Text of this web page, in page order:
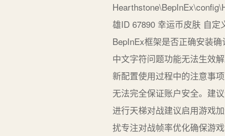
雄ID 67890 幸运币皮肤 自
BepInEx框架是否正确安装
中文字符问题功能无法生效
新配置使用过程中的注意事
无法完全保证账户安全。建
进行天梯对战建议启用游戏
扰专注对战帧率优化确保游